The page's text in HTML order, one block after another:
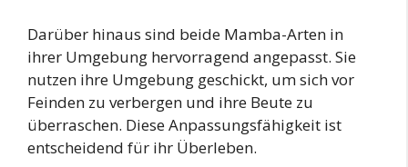
Darüber hinaus sind beide Mamba-Arten in
ihrer Umgebung hervorragend angepasst. Sie
nutzen ihre Umgebung geschickt, um sich vor
Feinden zu verbergen und ihre Beute zu
überraschen. Diese Anpassungsfähigkeit ist
entscheidend für ihr Überleben.